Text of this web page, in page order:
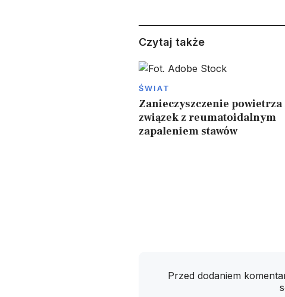
Czytaj także
ŚWIAT
Zanieczyszczenie powietrza
związek z reumatoidalnym
zapaleniem stawów
Przed dodaniem